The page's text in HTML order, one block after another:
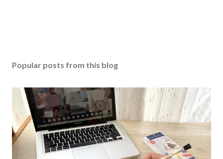
Popular posts from this blog